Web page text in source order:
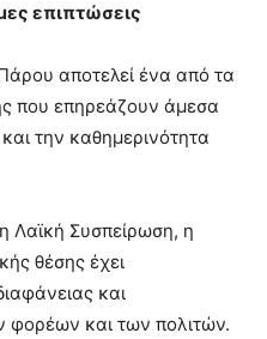
επιπτώσεις
αποτελεί ένα από τα
που επηρεάζουν άμεσα
την καθημερινότητα
Λαϊκή Συσπείρωση, η
θέσης έχει
και
φορέων και των πολιτών.